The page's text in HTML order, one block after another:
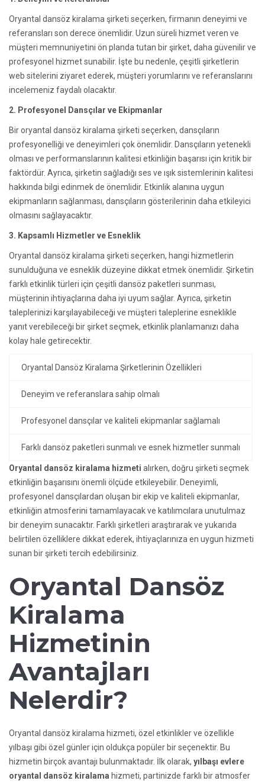
Oryantal dansöz kiralama şirketi seçerken, firmanın deneyimi ve
referansları son derece önemlidir. Uzun süreli hizmet veren ve
müşteri memnuniyetini ön planda tutan bir şirket, daha güvenilir ve
profesyonel hizmet sunabilir. İşte bu nedenle, çeşitli şirketlerin
web sitelerini ziyaret ederek, müşteri yorumlarını ve referanslarını
incelemeniz faydalı olacaktır.
2. Profesyonel Dansçılar ve Ekipmanlar
Bir oryantal dansöz kiralama şirketi seçerken, dansçıların
profesyonelliği ve deneyimleri çok önemlidir. Dansçıların yetenekli
olması ve performanslarının kalitesi etkinliğin başarısı için kritik bir
faktördür. Ayrıca, şirketin sağladığı ses ve ışık sistemlerinin kalitesi
hakkında bilgi edinmek de önemlidir. Etkinlik alanına uygun
ekipmanların sağlanması, dansçıların gösterilerinin daha etkileyici
olmasını sağlayacaktır.
3. Kapsamlı Hizmetler ve Esneklik
Oryantal dansöz kiralama şirketi seçerken, hangi hizmetlerin
sunulduğuna ve esneklik düzeyine dikkat etmek önemlidir. Şirketin
farklı etkinlik türleri için çeşitli dansöz paketleri sunması,
müşterinin ihtiyaçlarına daha iyi uyum sağlar. Ayrıca, şirketin
taleplerinizi karşılayabileceği ve müşteri taleplerine esneklikle
yanıt verebileceği bir şirket seçmek, etkinlik planlamanızı daha
kolay hale getirecektir.
Oryantal Dansöz Kiralama Şirketlerinin Özellikleri
Deneyim ve referanslara sahip olmalı
Profesyonel dansçılar ve kaliteli ekipmanlar sağlamalı
Farklı dansöz paketleri sunmalı ve esnek hizmetler sunmalı
Oryantal dansöz kiralama hizmeti alırken, doğru şirketi seçmek
etkinliğin başarısını önemli ölçüde etkileyebilir. Deneyimli,
profesyonel dansçılardan oluşan bir ekip ve kaliteli ekipmanlar,
etkinliğin atmosferini tamamlayacak ve katılımcılara unutulmaz
bir deneyim sunacaktır. Farklı şirketleri araştırarak ve yukarıda
belirtilen özelliklere dikkat ederek, ihtiyaçlarınıza en uygun hizmeti
sunan bir şirketi tercih edebilirsiniz.
Oryantal Dansöz
Kiralama
Hizmetinin
Avantajları
Nelerdir?
Oryantal dansöz kiralama hizmeti, özel etkinlikler ve özellikle
yılbaşı gibi özel günler için oldukça popüler bir seçenektir. Bu
hizmetin birçok avantajı bulunmaktadır. İlk olarak, yılbaşı evlere
oryantal dansöz kiralama hizmeti, partinizde farklı bir atmosfer